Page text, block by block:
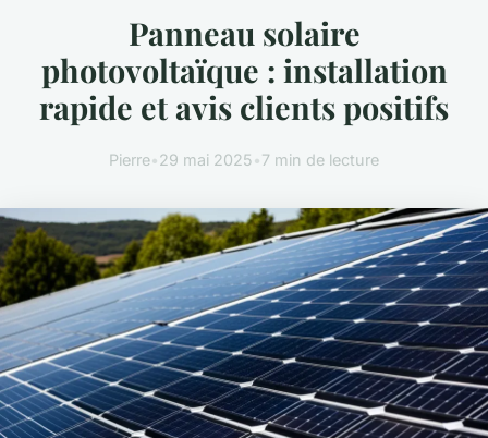
Panneau solaire
photovoltaïque : installation
rapide et avis clients positifs
Pierre•29 mai 2025•7 min de lecture